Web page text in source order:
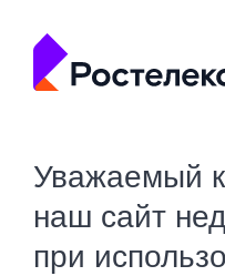
Уважаемый
наш сайт
при